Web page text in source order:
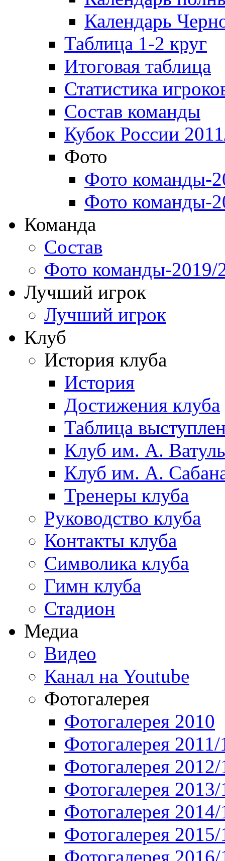
Календарь
Таблица 1-2 круг
Итоговая таблица
Статистика
Состав команды
Кубок России
Фото
Фото команды-
Фото команды-
Команда
Состав
Фото команды-2019/
Лучший игрок
Лучший игрок
Клуб
История клуба
История
Достижения клуба
Таблица
Клуб им. А.
Клуб им. А.
Тренеры клуба
Руководство клуба
Контакты клуба
Символика клуба
Гимн клуба
Стадион
Медиа
Видео
Канал на Youtube
Фотогалерея
Фотогалерея 2010
Фотогалерея 2011/
Фотогалерея
Фотогалерея
Фотогалерея
Фотогалерея